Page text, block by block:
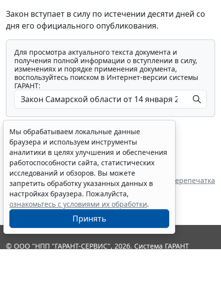
Закон вступает в силу по истечении десяти дней со
дня его официального опубликования.
Для просмотра актуального текста документа и
получения полной информации о вступлении в силу,
изменениях и порядке применения документа,
воспользуйтесь поиском в Интернет-версии системы
ГАРАНТ:
Показать все материалы
Источник: Самарская Губернская Дума Перепечатка
Мы обрабатываем локальные данные
браузера и используем инструменты
аналитики в целях улучшения и обеспечения
работоспособности сайта, статистических
исследований и обзоров. Вы можете
запретить обработку указанных данных в
настройках браузера. Пожалуйста,
ознакомьтесь с условиями их обработки.
Принять
© ООО "НПП "ГАРАНТ-СЕРВИС", 2026. Система ГАРАНТ